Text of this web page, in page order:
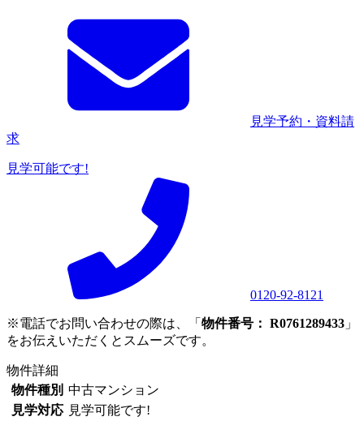
見学予約・資料請
求
見学可能です!
0120-92-8121
※電話でお問い合わせの際は、「 物件番号： R0761289433 」
をお伝えいただくとスムーズです。
物件詳細
物件種別 中古マンション
見学対応 見学可能です!